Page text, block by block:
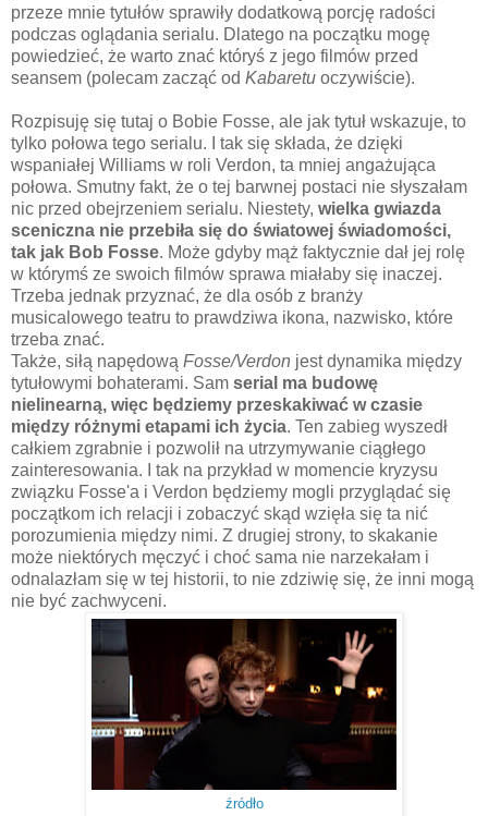
przeze mnie tytułów sprawiły dodatkową porcję radości
podczas oglądania serialu. Dlatego na początku mogę
powiedzieć, że warto znać któryś z jego filmów przed
seansem (polecam zacząć od Kabaretu oczywiście).
Rozpisuję się tutaj o Bobie Fosse, ale jak tytuł wskazuje, to
tylko połowa tego serialu. I tak się składa, że dzięki
wspaniałej Williams w roli Verdon, ta mniej angażująca
połowa. Smutny fakt, że o tej barwnej postaci nie słyszałam
nic przed obejrzeniem serialu. Niestety, wielka gwiazda
sceniczna nie przebiła się do światowej świadomości,
tak jak Bob Fosse. Może gdyby mąż faktycznie dał jej rolę
w którymś ze swoich filmów sprawa miałaby się inaczej.
Trzeba jednak przyznać, że dla osób z branży
musicalowego teatru to prawdziwa ikona, nazwisko, które
trzeba znać.
Także, siłą napędową Fosse/Verdon jest dynamika między
tytułowymi bohaterami. Sam serial ma budowę
nielinearną, więc będziemy przeskakiwać w czasie
między różnymi etapami ich życia. Ten zabieg wyszedł
całkiem zgrabnie i pozwolił na utrzymywanie ciągłego
zainteresowania. I tak na przykład w momencie kryzysu
związku Fosse'a i Verdon będziemy mogli przyglądać się
początkom ich relacji i zobaczyć skąd wzięła się ta nić
porozumienia między nimi. Z drugiej strony, to skakanie
może niektórych męczyć i choć sama nie narzekałam i
odnalazłam się w tej historii, to nie zdziwię się, że inni mogą
nie być zachwyceni.
źródło